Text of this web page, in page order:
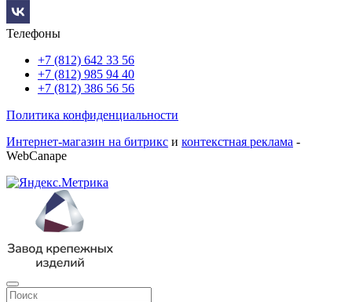
Телефоны
+7 (812) 642 33 56
+7 (812) 985 94 40
+7 (812) 386 56 56
Политика конфиденциальности
Интернет-магазин на битрикс и контекстная реклама -
WebCanape